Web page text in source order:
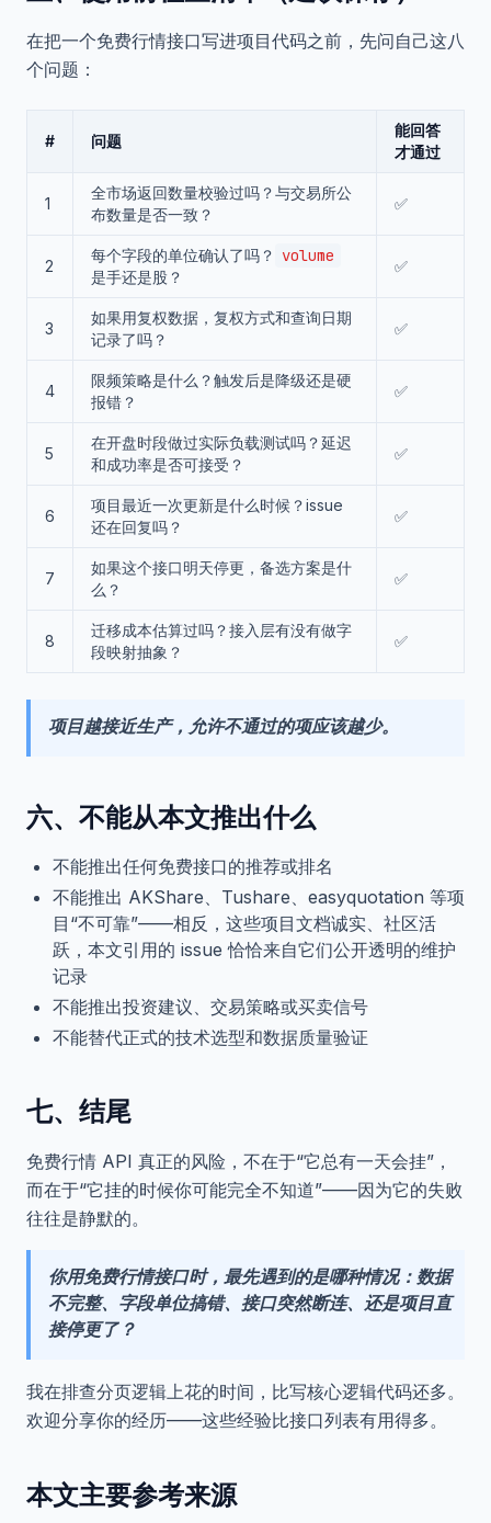
在把一个免费行情接口写进项目代码之前，先问自己这八
个问题：
# 问题
能回答
才通过
1
全市场返回数量校验过吗？与交易所公
布数量是否一致？
✅
2
每个字段的单位确认了吗？ volume
是手还是股？
✅
3
如果用复权数据，复权方式和查询日期
记录了吗？
✅
4
限频策略是什么？触发后是降级还是硬
报错？
✅
5
在开盘时段做过实际负载测试吗？延迟
和成功率是否可接受？
✅
6
项目最近一次更新是什么时候？issue
还在回复吗？
✅
7
如果这个接口明天停更，备选方案是什
么？
✅
8
迁移成本估算过吗？接入层有没有做字
段映射抽象？
✅
项目越接近生产，允许不通过的项应该越少。
六、不能从本文推出什么
不能推出任何免费接口的推荐或排名
不能推出 AKShare、Tushare、easyquotation 等项
目“不可靠”——相反，这些项目文档诚实、社区活
跃，本文引用的 issue 恰恰来自它们公开透明的维护
记录
不能推出投资建议、交易策略或买卖信号
不能替代正式的技术选型和数据质量验证
七、结尾
免费行情 API 真正的风险，不在于“它总有一天会挂”，
而在于“它挂的时候你可能完全不知道”——因为它的失败
往往是静默的。
你用免费行情接口时，最先遇到的是哪种情况：数据
不完整、字段单位搞错、接口突然断连、还是项目直
接停更了？
我在排查分页逻辑上花的时间，比写核心逻辑代码还多。
欢迎分享你的经历——这些经验比接口列表有用得多。
本文主要参考来源